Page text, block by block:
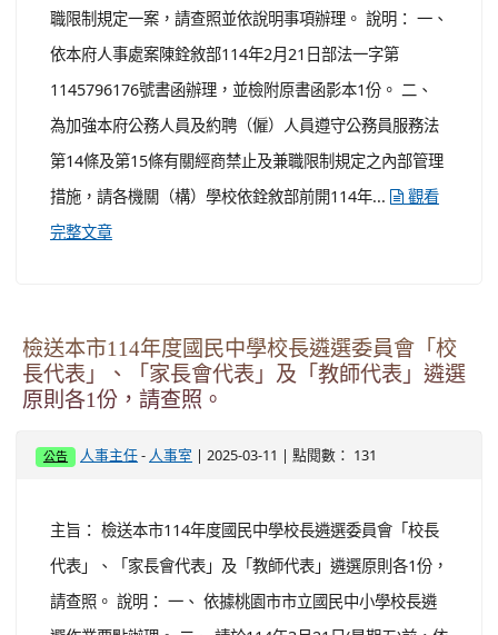
職限制規定一案，請查照並依說明事項辦理。 說明： 一、
依本府人事處案陳銓敘部114年2月21日部法一字第
1145796176號書函辦理，並檢附原書函影本1份。 二、
為加強本府公務人員及約聘（僱）人員遵守公務員服務法
第14條及第15條有關經商禁止及兼職限制規定之內部管理
措施，請各機關（構）學校依銓敘部前開114年...
觀看
完整文章
檢送本市114年度國民中學校長遴選委員會「校
長代表」、「家長會代表」及「教師代表」遴選
原則各1份，請查照。
公告 人事主任 - 人事室 | 2025-03-11 | 點閱數： 131
主旨： 檢送本市114年度國民中學校長遴選委員會「校長
代表」、「家長會代表」及「教師代表」遴選原則各1份，
請查照。 說明： 一、 依據桃園市市立國民中小學校長遴